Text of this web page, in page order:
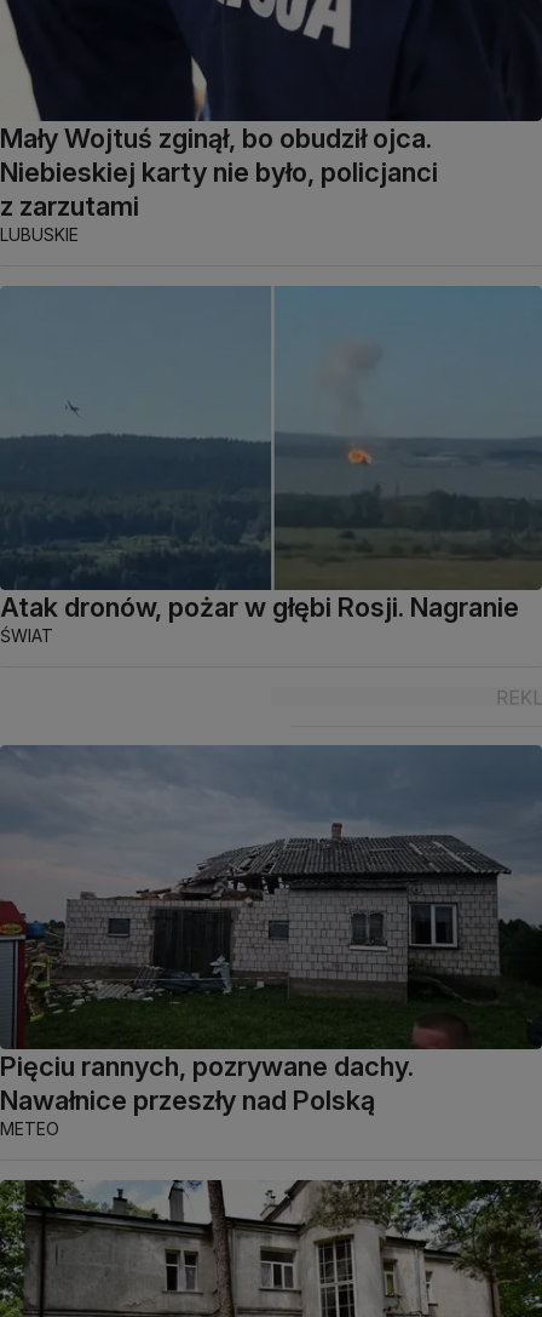
Mały Wojtuś zginął, bo obudził ojca.
Niebieskiej karty nie było, policjanci
z zarzutami
LUBUSKIE
Atak dronów, pożar w głębi Rosji. Nagranie
ŚWIAT
Pięciu rannych, pozrywane dachy.
Nawałnice przeszły nad Polską
METEO